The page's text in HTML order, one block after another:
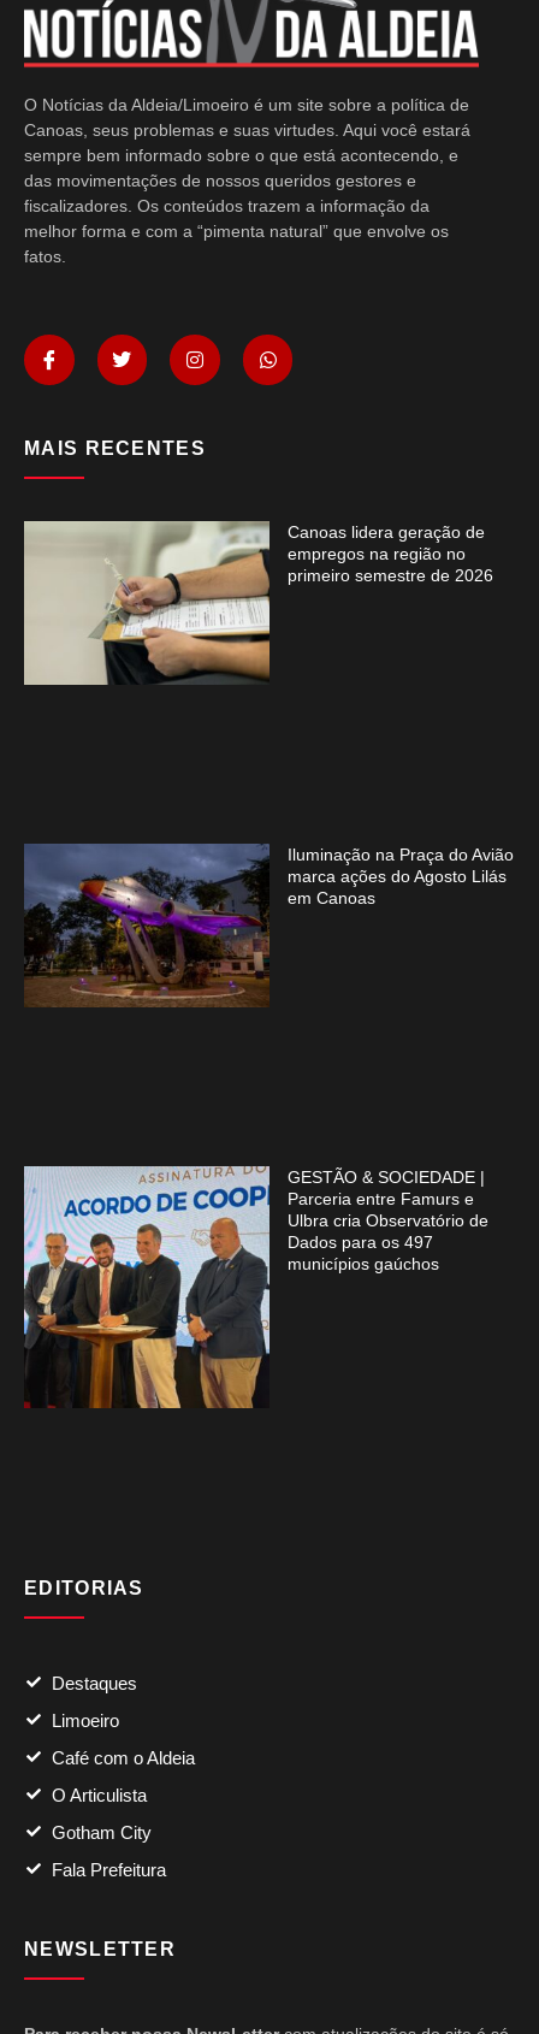
O Notícias da Aldeia/Limoeiro é um site sobre a política de
Canoas, seus problemas e suas virtudes. Aqui você estará
sempre bem informado sobre o que está acontecendo, e
das movimentações de nossos queridos gestores e
fiscalizadores. Os conteúdos trazem a informação da
melhor forma e com a “pimenta natural” que envolve os
fatos.
MAIS RECENTES
Canoas lidera geração de
empregos na região no
primeiro semestre de 2026
Iluminação na Praça do Avião
marca ações do Agosto Lilás
em Canoas
GESTÃO & SOCIEDADE |
Parceria entre Famurs e
Ulbra cria Observatório de
Dados para os 497
municípios gaúchos
EDITORIAS
Destaques
Limoeiro
Café com o Aldeia
O Articulista
Gotham City
Fala Prefeitura
NEWSLETTER